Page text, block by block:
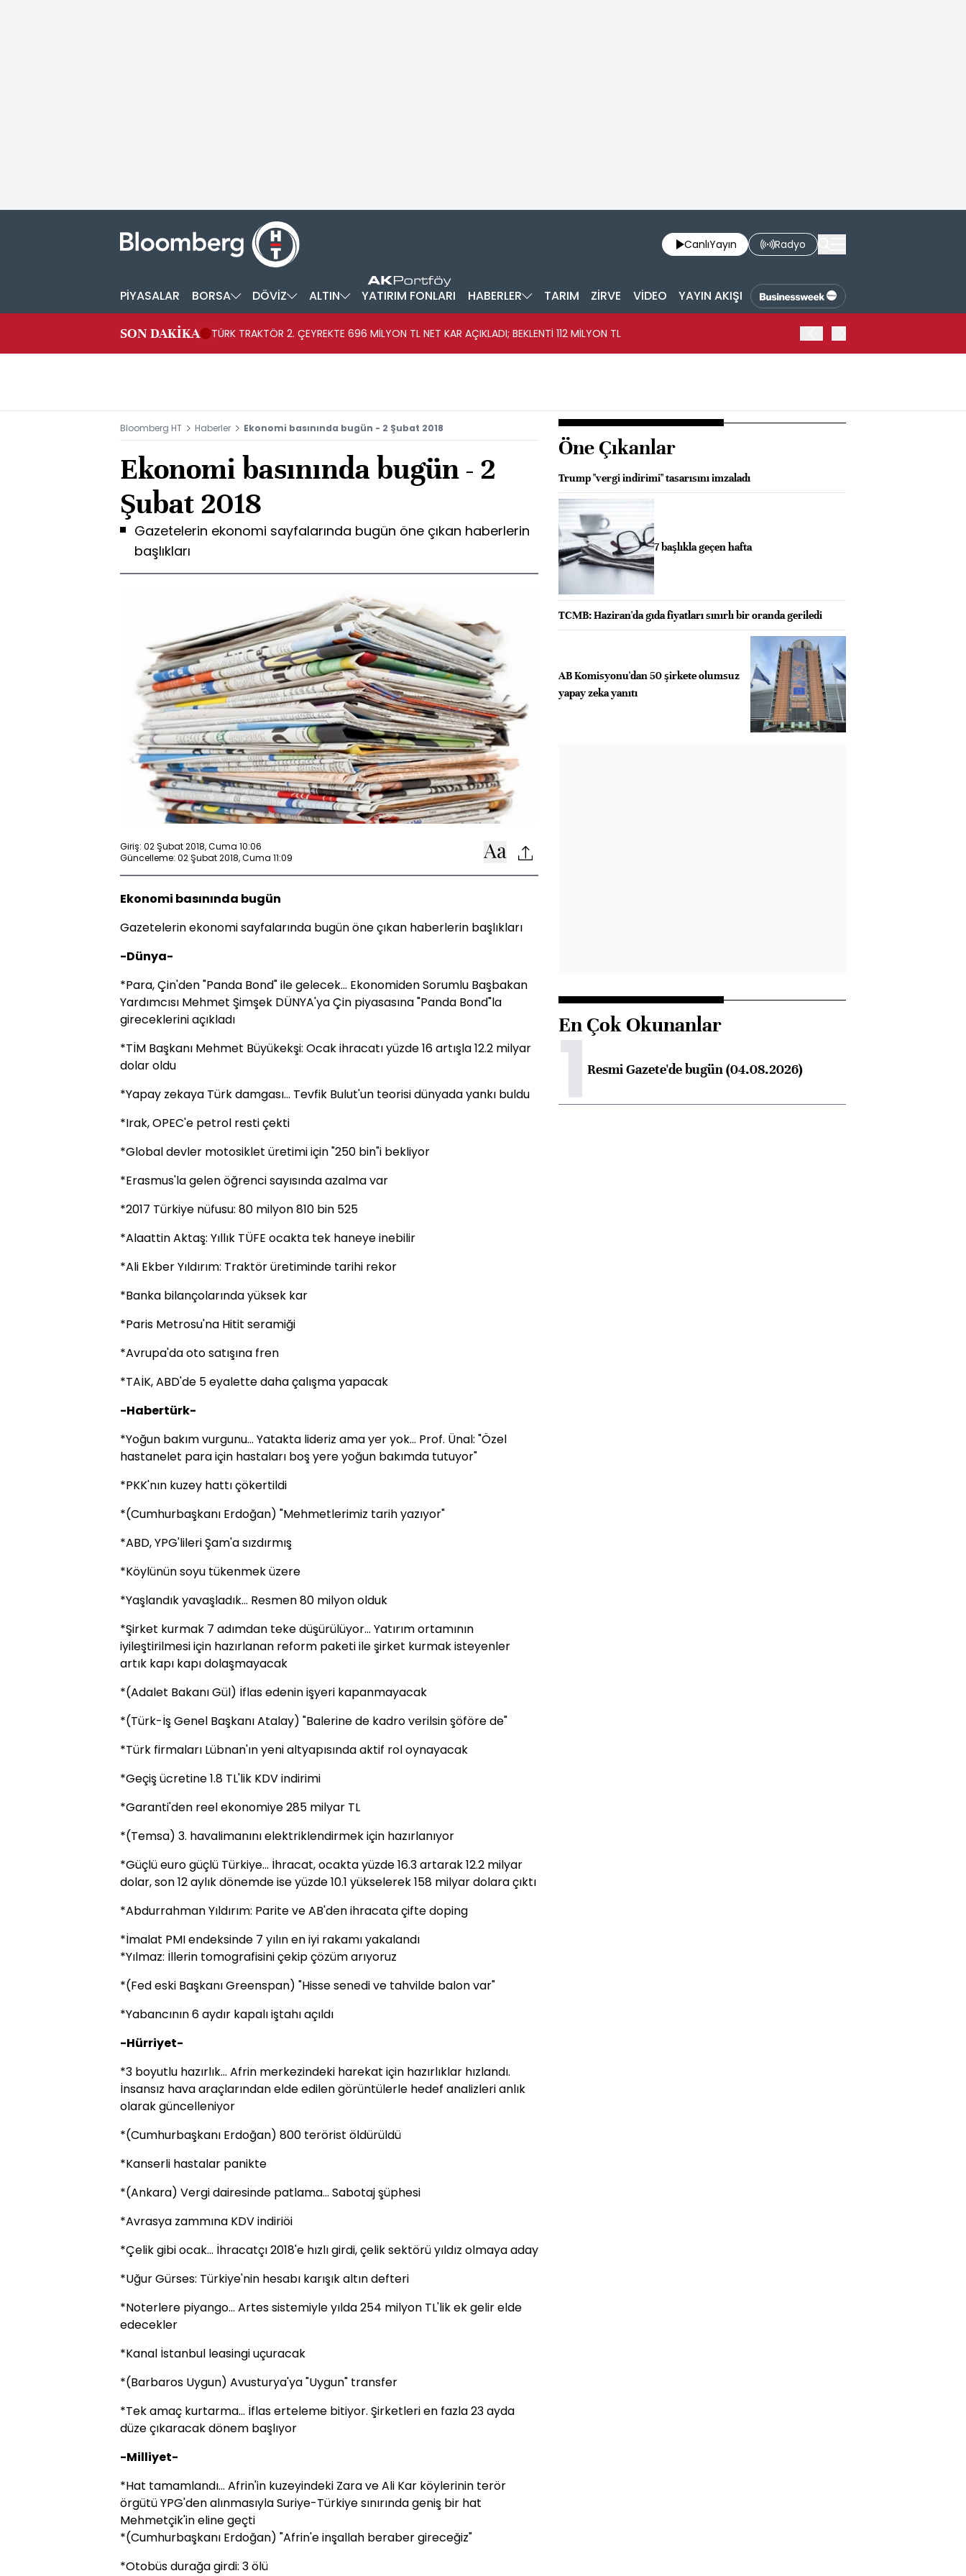
CanlıYayın Radyo
PİYASALAR BORSA DÖVİZ ALTIN YATIRIM FONLARI HABERLER TARIM ZİRVE VİDEO YAYIN AKIŞI
SON DAKİKA TÜRK TRAKTÖR 2. ÇEYREKTE 696 MİLYON TL NET KAR AÇIKLADI; BEKLENTİ 112 MİLYON TL
Bloomberg HT Haberler Ekonomi basınında bugün - 2 Şubat 2018
Ekonomi basınında bugün - 2
Şubat 2018
Gazetelerin ekonomi sayfalarında bugün öne çıkan haberlerin
başlıkları
Giriş: 02 Şubat 2018, Cuma 10:06
Güncelleme: 02 Şubat 2018, Cuma 11:09
Ekonomi basınında bugün
Gazetelerin ekonomi sayfalarında bugün öne çıkan haberlerin başlıkları
-Dünya-
*Para, Çin'den "Panda Bond" ile gelecek... Ekonomiden Sorumlu Başbakan
Yardımcısı Mehmet Şimşek DÜNYA'ya Çin piyasasına "Panda Bond"la
gireceklerini açıkladı
*TİM Başkanı Mehmet Büyükekşi: Ocak ihracatı yüzde 16 artışla 12.2 milyar
dolar oldu
*Yapay zekaya Türk damgası... Tevfik Bulut'un teorisi dünyada yankı buldu
*Irak, OPEC'e petrol resti çekti
*Global devler motosiklet üretimi için "250 bin"i bekliyor
*Erasmus'la gelen öğrenci sayısında azalma var
*2017 Türkiye nüfusu: 80 milyon 810 bin 525
*Alaattin Aktaş: Yıllık TÜFE ocakta tek haneye inebilir
*Ali Ekber Yıldırım: Traktör üretiminde tarihi rekor
*Banka bilançolarında yüksek kar
*Paris Metrosu'na Hitit seramiği
*Avrupa'da oto satışına fren
*TAİK, ABD'de 5 eyalette daha çalışma yapacak
-Habertürk-
*Yoğun bakım vurgunu... Yatakta lideriz ama yer yok... Prof. Ünal: "Özel
hastanelet para için hastaları boş yere yoğun bakımda tutuyor"
*PKK'nın kuzey hattı çökertildi
*(Cumhurbaşkanı Erdoğan) "Mehmetlerimiz tarih yazıyor"
*ABD, YPG'lileri Şam'a sızdırmış
*Köylünün soyu tükenmek üzere
*Yaşlandık yavaşladık... Resmen 80 milyon olduk
*Şirket kurmak 7 adımdan teke düşürülüyor... Yatırım ortamının
iyileştirilmesi için hazırlanan reform paketi ile şirket kurmak isteyenler
artık kapı kapı dolaşmayacak
*(Adalet Bakanı Gül) İflas edenin işyeri kapanmayacak
*(Türk-İş Genel Başkanı Atalay) "Balerine de kadro verilsin şöföre de"
*Türk firmaları Lübnan'ın yeni altyapısında aktif rol oynayacak
*Geçiş ücretine 1.8 TL'lik KDV indirimi
*Garanti'den reel ekonomiye 285 milyar TL
*(Temsa) 3. havalimanını elektriklendirmek için hazırlanıyor
*Güçlü euro güçlü Türkiye... İhracat, ocakta yüzde 16.3 artarak 12.2 milyar
dolar, son 12 aylık dönemde ise yüzde 10.1 yükselerek 158 milyar dolara çıktı
*Abdurrahman Yıldırım: Parite ve AB'den ihracata çifte doping
*İmalat PMI endeksinde 7 yılın en iyi rakamı yakalandı
*Yılmaz: İllerin tomografisini çekip çözüm arıyoruz
*(Fed eski Başkanı Greenspan) "Hisse senedi ve tahvilde balon var"
*Yabancının 6 aydır kapalı iştahı açıldı
-Hürriyet-
*3 boyutlu hazırlık... Afrin merkezindeki harekat için hazırlıklar hızlandı.
İnsansız hava araçlarından elde edilen görüntülerle hedef analizleri anlık
olarak güncelleniyor
*(Cumhurbaşkanı Erdoğan) 800 terörist öldürüldü
*Kanserli hastalar panikte
*(Ankara) Vergi dairesinde patlama... Sabotaj şüphesi
*Avrasya zammına KDV indiriöi
*Çelik gibi ocak... İhracatçı 2018'e hızlı girdi, çelik sektörü yıldız olmaya aday
*Uğur Gürses: Türkiye'nin hesabı karışık altın defteri
*Noterlere piyango... Artes sistemiyle yılda 254 milyon TL'lik ek gelir elde
edecekler
*Kanal İstanbul leasingi uçuracak
*(Barbaros Uygun) Avusturya'ya "Uygun" transfer
*Tek amaç kurtarma... İflas erteleme bitiyor. Şirketleri en fazla 23 ayda
düze çıkaracak dönem başlıyor
-Milliyet-
*Hat tamamlandı... Afrin'in kuzeyindeki Zara ve Ali Kar köylerinin terör
örgütü YPG'den alınmasıyla Suriye-Türkiye sınırında geniş bir hat
Mehmetçik'in eline geçti
*(Cumhurbaşkanı Erdoğan) "Afrin'e inşallah beraber gireceğiz"
*Otobüs durağa girdi: 3 ölü
Öne Çıkanlar
Trump "vergi indirimi" tasarısını imzaladı
7 başlıkla geçen hafta
TCMB: Haziran'da gıda fiyatları sınırlı bir oranda geriledi
AB Komisyonu'dan 50 şirkete olumsuz
yapay zeka yanıtı
En Çok Okunanlar
1Resmi Gazete'de bugün (04.08.2026)